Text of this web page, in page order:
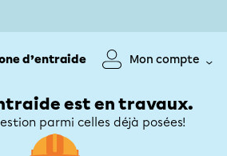
d’entraide Mon compte
est en travaux.
parmi celles déjà posées!